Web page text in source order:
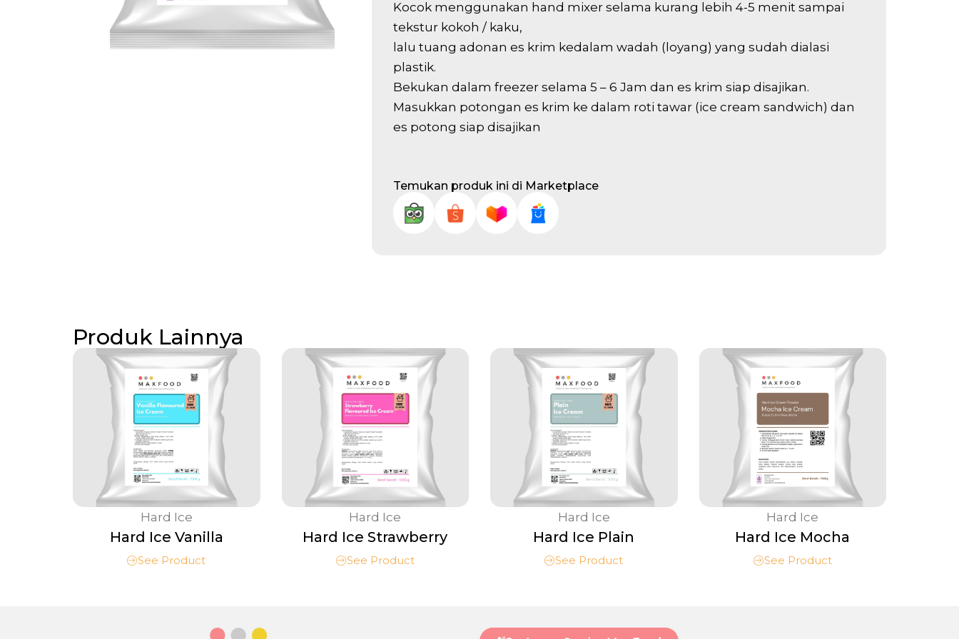
Kocok menggunakan hand mixer selama kurang lebih 4-5 menit sampai
tekstur kokoh / kaku,
lalu tuang adonan es krim kedalam wadah (loyang) yang sudah dialasi
plastik.
Bekukan dalam freezer selama 5 – 6 Jam dan es krim siap disajikan.
Masukkan potongan es krim ke dalam roti tawar (ice cream sandwich) dan
es potong siap disajikan
Temukan produk ini di Marketplace
Produk Lainnya
Hard Ice
Hard Ice Vanilla
See Product
Hard Ice
Hard Ice Strawberry
See Product
Hard Ice
Hard Ice Plain
See Product
Hard Ice
Hard Ice Mocha
See Product